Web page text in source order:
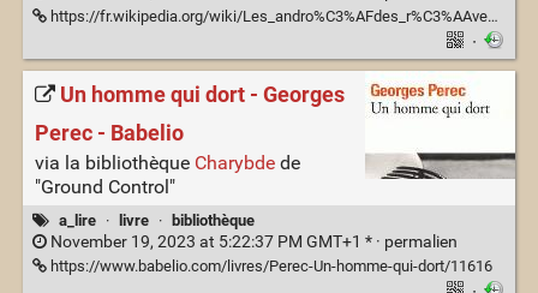
https://fr.wikipedia.org/wiki/Les_andro%C3%AFdes_r%C3%AAvent-ils_de_moutons_%C3%A9lectriques_%3F
·
Un homme qui dort - Georges
Perec - Babelio
via la bibliothèque Charybdede
"Ground Control"
a_lire · livre · bibliothèque
November 19, 2023 at 5:22:37 PM GMT+1 * · permalien
https://www.babelio.com/livres/Perec-Un-homme-qui-dort/11616